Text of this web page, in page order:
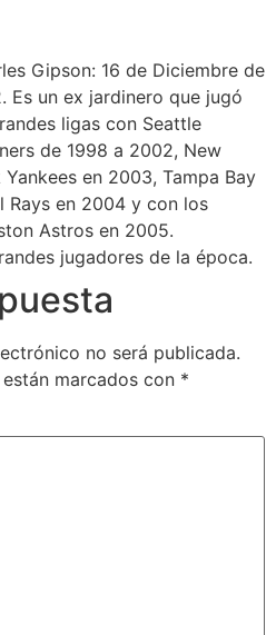
Gipson: 16 de Diciembre de
Es un ex jardinero que jugó
ligas con Seattle
de 1998 a 2002, New
Yankees en 2003, Tampa Bay
Rays en 2004 y con los
Astros en 2005.
jugadores de la época.
no será publicada.
marcados con *